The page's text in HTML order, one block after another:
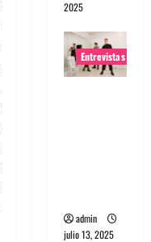
2025
Entrevistas
admin
julio 13, 2025